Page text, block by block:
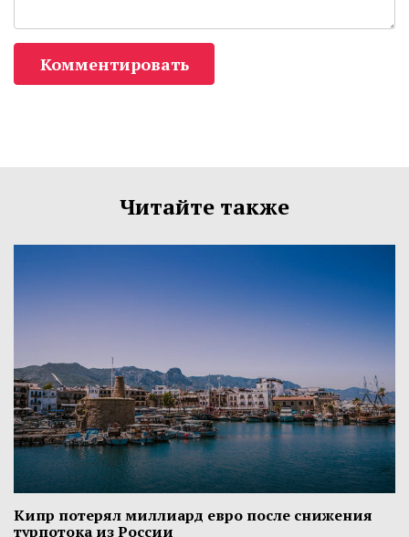
Комментировать
Читайте также
Кипр потерял миллиард евро после снижения
турпотока из России